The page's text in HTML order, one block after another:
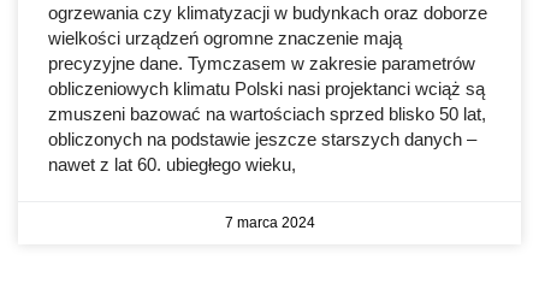
ogrzewania czy klimatyzacji w budynkach oraz doborze
wielkości urządzeń ogromne znaczenie mają
precyzyjne dane. Tymczasem w zakresie parametrów
obliczeniowych klimatu Polski nasi projektanci wciąż są
zmuszeni bazować na wartościach sprzed blisko 50 lat,
obliczonych na podstawie jeszcze starszych danych –
nawet z lat 60. ubiegłego wieku,
7 marca 2024